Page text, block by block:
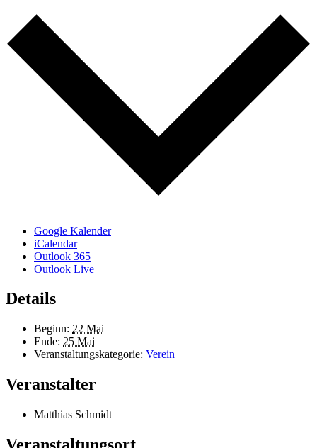
Google Kalender
iCalendar
Outlook 365
Outlook Live
Details
Beginn: 22 Mai
Ende: 25 Mai
Veranstaltungskategorie: Verein
Veranstalter
Matthias Schmidt